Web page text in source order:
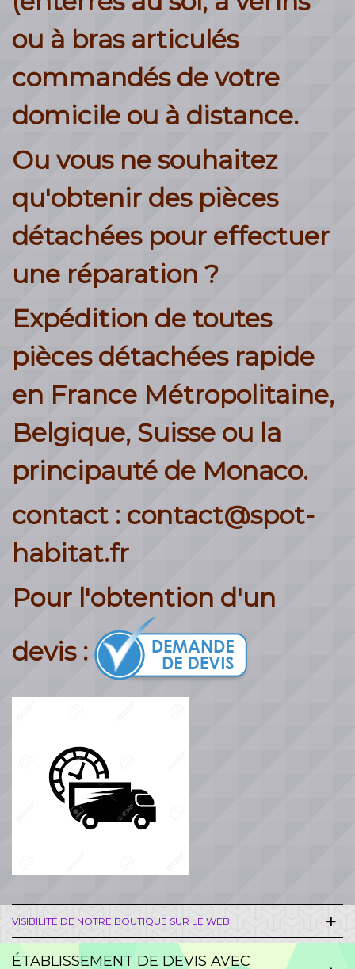
ou à bras articulés
commandés de votre
domicile ou à distance.
Ou vous ne souhaitez
qu'obtenir des pièces
détachées pour effectuer
une réparation ?
Expédition de toutes
pièces détachées rapide
en France Métropolitaine,
Belgique, Suisse ou la
principauté de Monaco.
contact : contact@spot-
habitat.fr
Pour l'obtention d'un
devis :
VISIBILITÉ DE NOTRE BOUTIQUE SUR LE WEB
ÉTABLISSEMENT DE DEVIS AVEC